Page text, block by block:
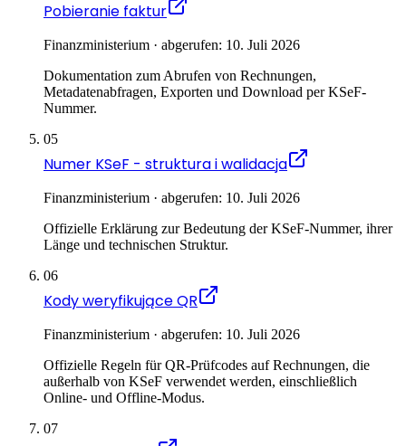
Pobieranie faktur
Finanzministerium · abgerufen: 10. Juli 2026
Dokumentation zum Abrufen von Rechnungen,
Metadatenabfragen, Exporten und Download per KSeF-
Nummer.
05
Numer KSeF - struktura i walidacja
Finanzministerium · abgerufen: 10. Juli 2026
Offizielle Erklärung zur Bedeutung der KSeF-Nummer, ihrer
Länge und technischen Struktur.
06
Kody weryfikujące QR
Finanzministerium · abgerufen: 10. Juli 2026
Offizielle Regeln für QR-Prüfcodes auf Rechnungen, die
außerhalb von KSeF verwendet werden, einschließlich
Online- und Offline-Modus.
07